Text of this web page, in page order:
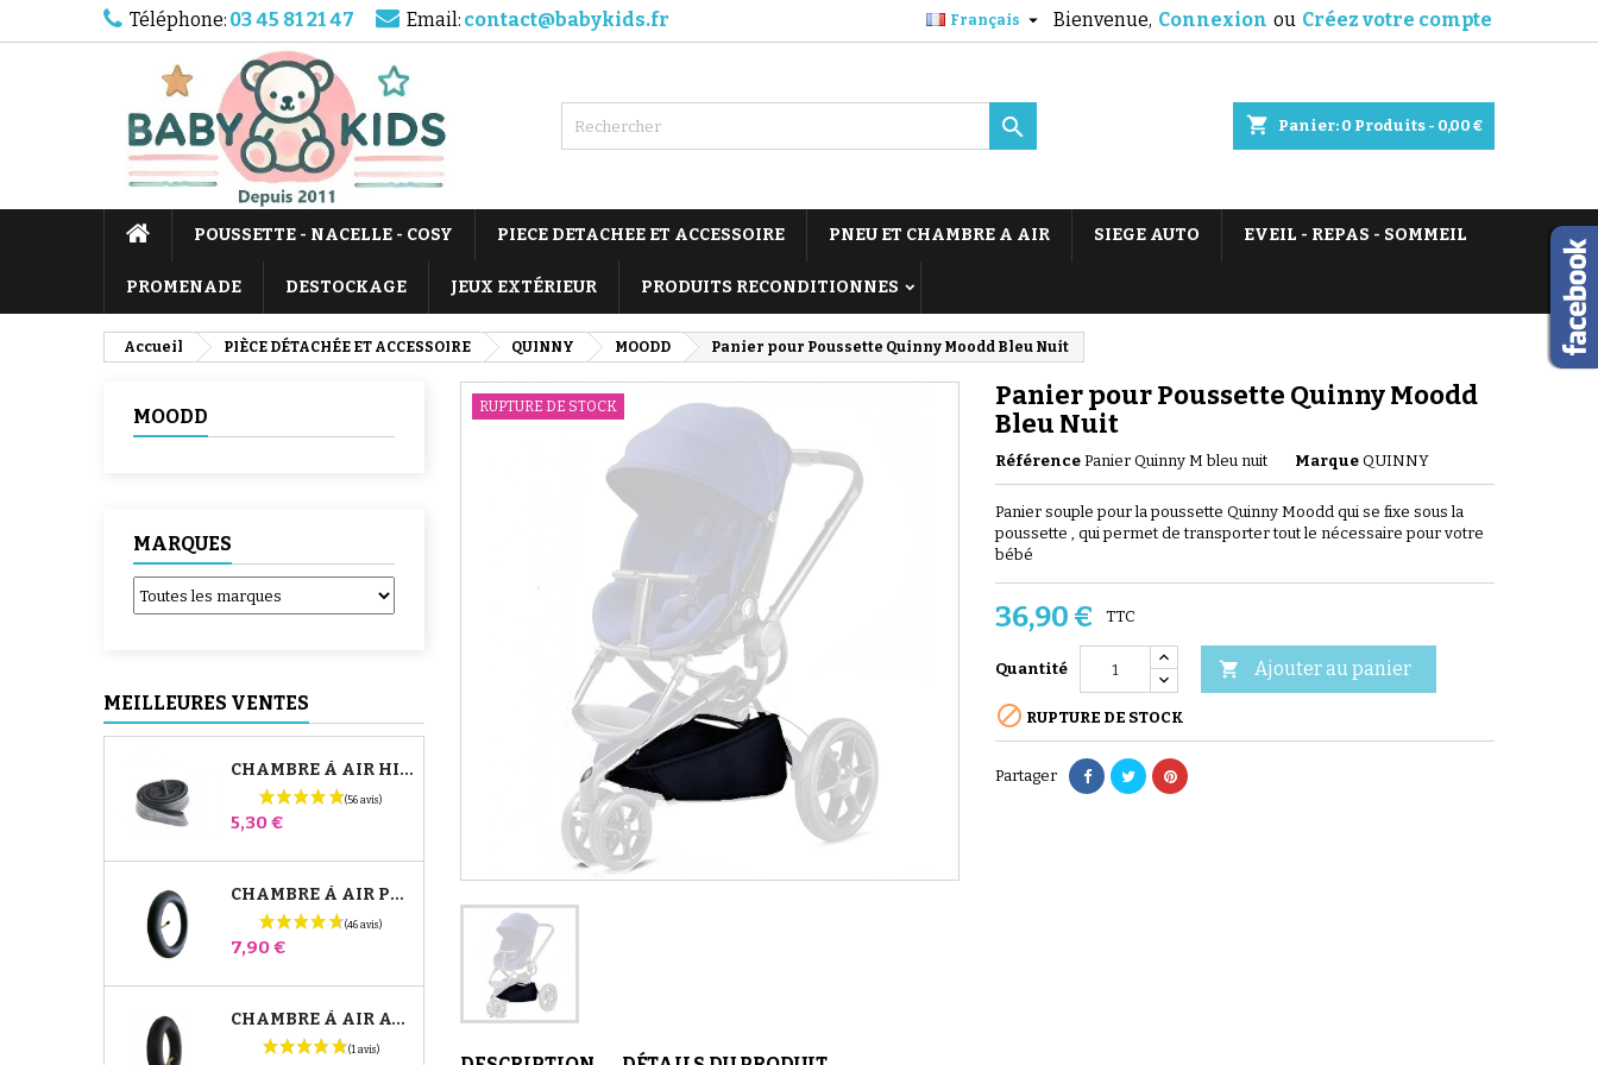
Téléphone: 03 45 81 21 47 Email: contact@babykids.fr Bienvenue, Connexion ou Créez votre compte
Français 
shopping_cart Panier: 0 Produits - 0,00 €

POUSSETTE - NACELLE - COSY PIECE DETACHEE ET ACCESSOIRE PNEU ET CHAMBRE A AIR SIEGE AUTO EVEIL - REPAS - SOMMEIL
PROMENADE DESTOCKAGE JEUX EXTÉRIEUR PRODUITS RECONDITIONNES
Accueil PIÈCE DÉTACHÉE ET ACCESSOIRE QUINNY MOODD Panier pour Poussette Quinny Moodd Bleu Nuit
MOODD
MARQUES
MEILLEURES VENTES
CHAMBRE À AIR HIGH TREK BÉBÉ CONFORT
Prix
5,30 €
CHAMBRE À AIR POUSSETTE JANÉ SLALOM PRO ET POWERTWIN
Prix
7,90 €
CHAMBRE À AIR AVANT POUSSETTE BUGABOO DONKEY
RUPTURE DE STOCK
Panier pour Poussette Quinny Moodd
Bleu Nuit
Référence Panier Quinny M bleu nuit Marque QUINNY
Panier souple pour la poussette Quinny Moodd qui se fixe sous la
poussette , qui permet de transporter tout le nécessaire pour votre
bébé
36,90 € TTC
Quantité  Ajouter au panier
 RUPTURE DE STOCK
Partager